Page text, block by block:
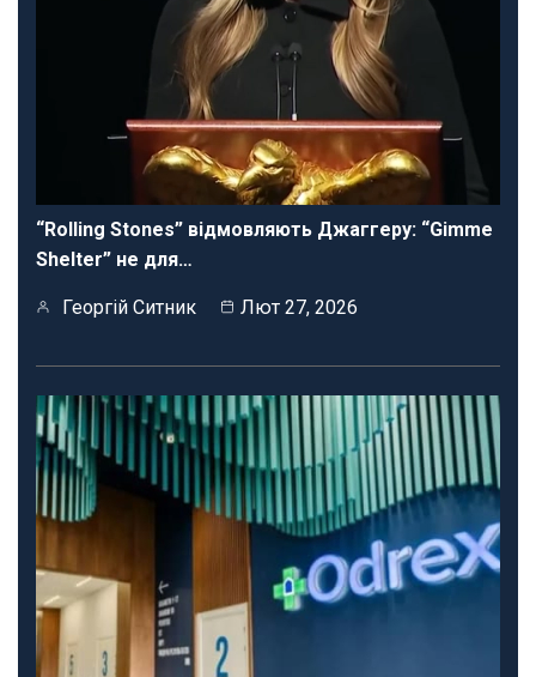
“Rolling Stones” відмовляють Джаггеру: “Gimme
Shelter” не для…
Георгій Ситник Лют 27, 2026